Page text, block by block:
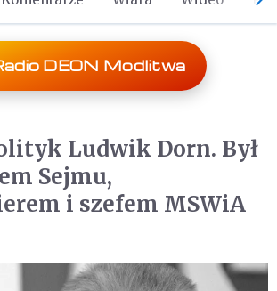
DEON Modlitwa
Ludwik Dorn. Był
Sejmu,
i szefem MSWiA